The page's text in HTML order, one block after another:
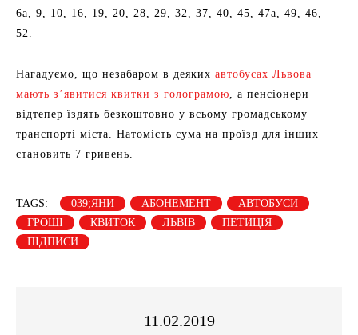
6а, 9, 10, 16, 19, 20, 28, 29, 32, 37, 40, 45, 47а, 49, 46,
52.
Нагадуємо, що незабаром в деяких автобусах Львова
мають з’явитися квитки з голограмою, а пенсіонери
відтепер їздять безкоштовно у всьому громадському
транспорті міста. Натомість сума на проїзд для інших
становить 7 гривень.
TAGS: 039;ЯНИ АБОНЕМЕНТ
АВТОБУСИ
ГРОШІ
КВИТОК ЛЬВІВ
ПЕТИЦІЯ
ПІДПИСИ
11.02.2019